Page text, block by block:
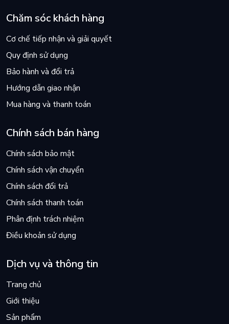
Chăm sóc khách hàng
Cơ chế tiếp nhận và giải quyết
Quy định sử dụng
Bảo hành và đổi trả
Hướng dẫn giao nhận
Mua hàng và thanh toán
Chính sách bán hàng
Chính sách bảo mật
Chính sách vận chuyển
Chính sách đổi trả
Chính sách thanh toán
Phân định trách nhiệm
Điều khoản sử dụng
Dịch vụ và thông tin
Trang chủ
Giới thiệu
Sản phẩm